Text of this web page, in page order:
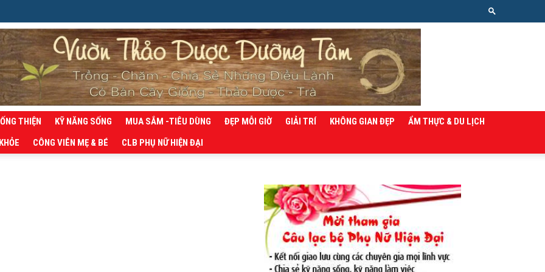
THIỆN KỸ NĂNG SỐNG MUA SẮM -TIÊU DÙNG ĐẸP MỖI GIỜ GIẢI TRÍ KHÔNG GIAN ĐẸP
ẨM THỰC & DU LỊCH
CÔNG VIÊN MẸ & BÉ CLB PHỤ NỮ HIỆN ĐẠI